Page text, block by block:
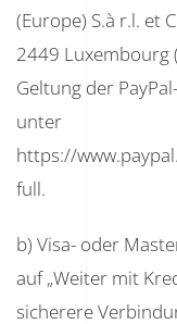
(Europe) S.à r.l. et
2449 Luxembourg
Geltung der
unter
https://
full.
b) Visa- oder
auf „Weiter mit
sicherere